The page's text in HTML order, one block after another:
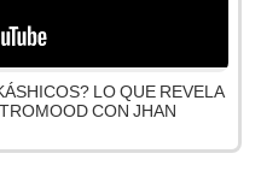
LO QUE REVELA
CON JHAN